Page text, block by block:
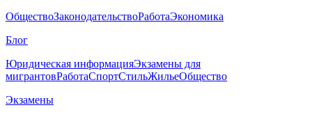
ОбществоЗаконодательствоРаботаЭкономика
Блог
Юридическая информацияЭкзамены для
мигрантовРаботаСпортСтильЖильеОбщество
Экзамены